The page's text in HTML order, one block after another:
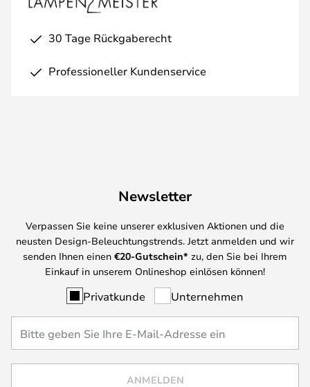
30 Tage Rückgaberecht
Professioneller Kundenservice
Newsletter
Verpassen Sie keine unserer exklusiven Aktionen und die
neusten Design-Beleuchtungstrends. Jetzt anmelden und wir
senden Ihnen einen €20-Gutschein* zu, den Sie bei Ihrem
Einkauf in unserem Onlineshop einlösen können!
Privatkunde Unternehmen
ANMELDEN